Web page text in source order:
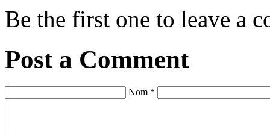
Be the first one to leave a
Post a Comment
Nom *